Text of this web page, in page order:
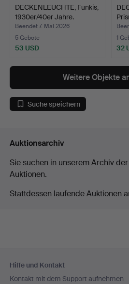
DECKENLEUCHTE, Funkis,
1930er/40er Jahre.
Beendet 7. Mai 2026
5 Gebote
53 USD
1
32
Weitere Objekte
Suche speichern
Auktionsarchiv
Sie suchen in unserem Archiv
Auktionen.
Stattdessen laufende Auktionen
Navigation
Hilfe und Kontakt
Kontakt mit dem Support aufnehmen